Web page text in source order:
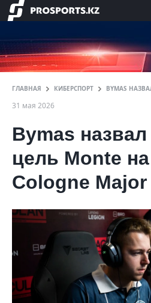
ГЛАВНАЯ КИБЕРСПОРТ BYMAS
31 мая 2026
Bymas
цель Monte
Cologne Major